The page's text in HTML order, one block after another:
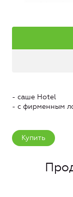
- саше Hotel
- с фирменным
Купить